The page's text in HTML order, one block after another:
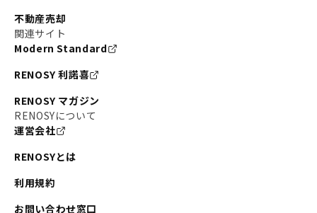
不動産売却
関連サイト
Modern Standard
RENOSY 利諾喜
RENOSY マガジン
RENOSYについて
運営会社
RENOSYとは
利用規約
お問い合わせ窓口